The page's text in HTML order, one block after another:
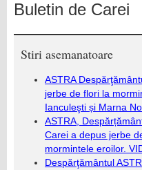
Buletin de Carei
Stiri asemanatoare
ASTRA
jerbe de flori la
Ianculeşti și Marna
ASTRA,
Carei a depus jerbe
mormintele eroilor.
Despărţământul